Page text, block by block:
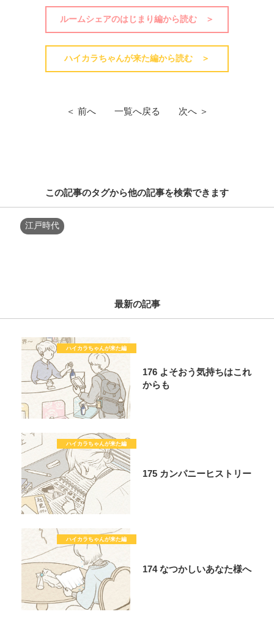
ルームシェアのはじまり編から読む ＞
ハイカラちゃんが来た編から読む ＞
＜ 前へ 一覧へ戻る 次へ ＞
この記事のタグから他の記事を検索できます
江戸時代
最新の記事
176 よそおう気持ちはこれ
からも
175 カンパニーヒストリー
174 なつかしいあなた様へ